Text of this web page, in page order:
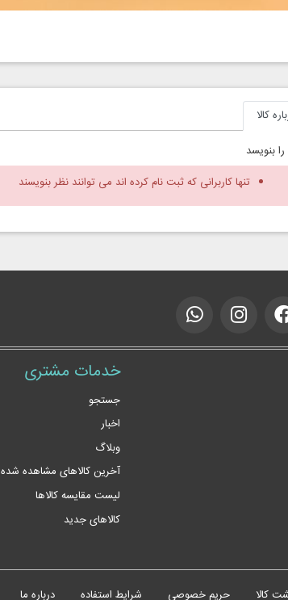
کالا
بنویسد
تنها کاربرانی که ثبت نام کرده اند می توانند نظر بنویسند
خدمات مشتری
جستجو
اخبار
وبلاگ
آخرین کالاهای مشاهده شده
لیست مقایسه کالاها
کالاهای جدید
کالا حریم خصوصی شرایط استفاده درباره ما